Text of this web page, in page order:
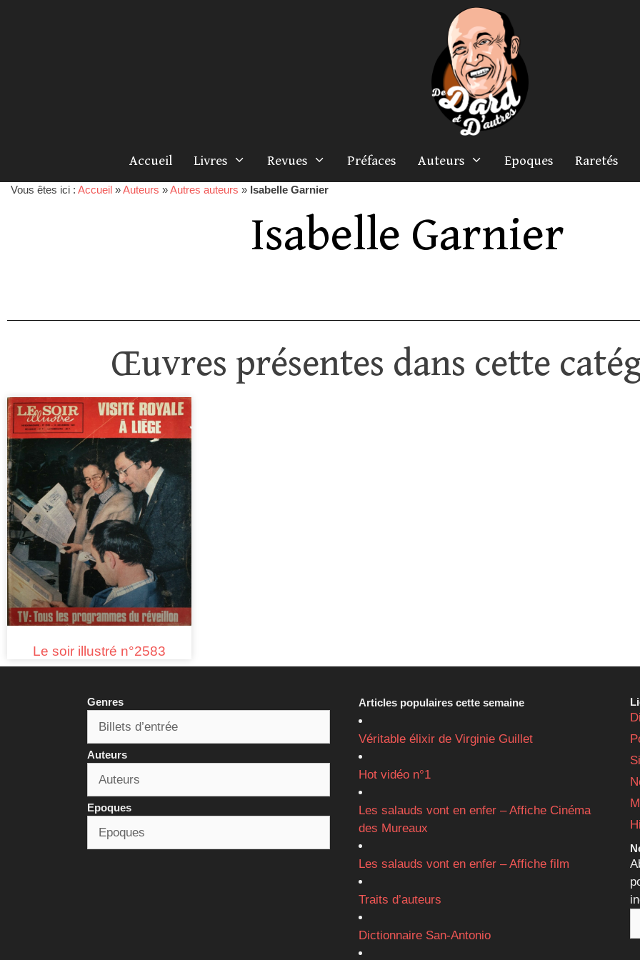
Accueil Livres Revues Préfaces Auteurs Epoques Raretés
Vous êtes ici : Accueil »Auteurs »Autres auteurs » Isabelle Garnier
Isabelle Garnier
Œuvres présentes dans cette
Le soir illustré n°2583
Genres
Auteurs
Epoques
Articles populaires cette semaine
Véritable élixir de Virginie Guillet
Hot vidéo n°1
Les salauds vont en enfer – Affiche Cinéma
des Mureaux
Les salauds vont en enfer – Affiche film
Traits d’auteurs
Dictionnaire San-Antonio